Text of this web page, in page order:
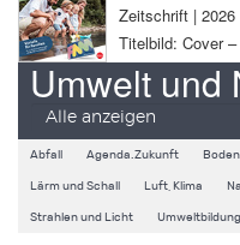
Zeitschrift |
Titelbild: Cover
Umwelt und
Alle anzeigen
Abfall Agenda.Zukunft Boden
Lärm und Schall Luft, Klima
Strahlen und Licht Umweltbildung